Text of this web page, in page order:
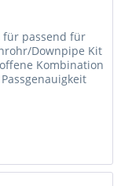
für passend für
Downpipe Kit
Kombination